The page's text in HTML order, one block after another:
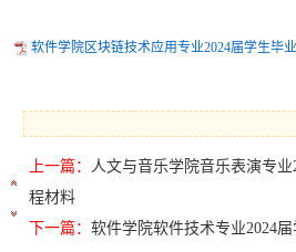
软件学院区块链技术应用专业2024届学生毕
上一篇：
人文与音乐学院音乐表演专
程材料
下一篇： 软件学院软件技术专业2024